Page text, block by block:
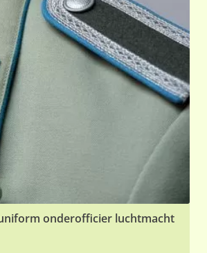
onderofficier luchtmacht